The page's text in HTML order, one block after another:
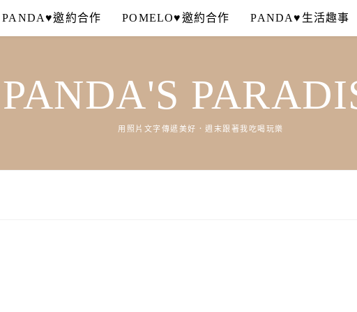
PANDA♥邀約合作 POMELO♥邀約合作 PANDA♥生活趣事
PANDA'S
用照片文字傳遞美好．週末跟著我吃喝玩樂